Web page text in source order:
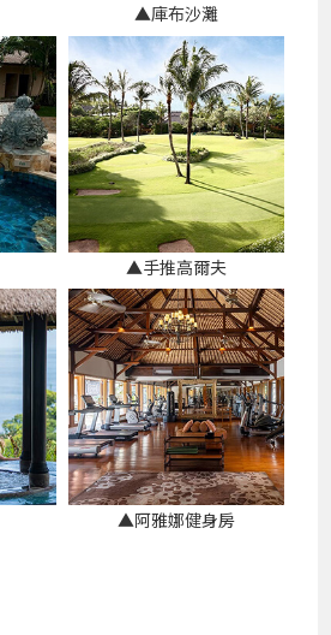
▲庫布沙灘
▲手推高爾夫
▲阿雅娜健身房